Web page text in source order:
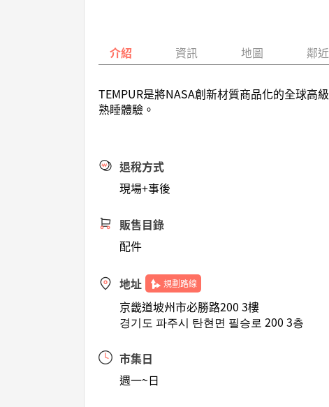
介紹 資訊 地圖 鄰
TEMPUR是將NASA創新材質商品化的全球高
熟睡體驗。
退稅方式
現場+事後
販售目錄
配件
地址 規劃路線
京畿道坡州市必勝路200 3樓
경기도 파주시 탄현면 필승로 200 3층
市集日
週一~日